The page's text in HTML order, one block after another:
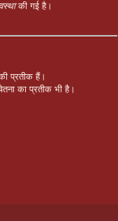
की गई है।
प्रतीक हैं।
का प्रतीक भी है।